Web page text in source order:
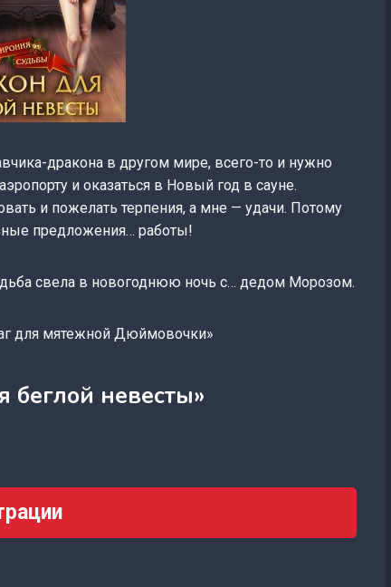
дракона в другом мире, всего-то и нужно
и оказаться в Новый год в сауне.
и пожелать терпения, а мне — удачи. Потому
предложения… работы!
свела в новогоднюю ночь с… дедом Морозом.
для мятежной Дюймовочки»
беглой невесты»